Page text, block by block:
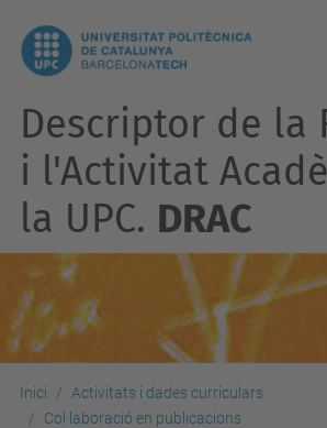
Descriptor de la
i l'Activitat
la UPC. DRAC
Inici
Activitats i dades curriculars
Col·laboració en publicacions